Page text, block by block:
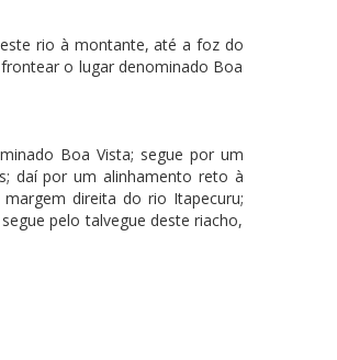
rio à montante, até a foz do
o lugar denominado Boa
Boa Vista; segue por um
daí por um alinhamento reto à
direita do rio Itapecuru;
pelo talvegue deste riacho,